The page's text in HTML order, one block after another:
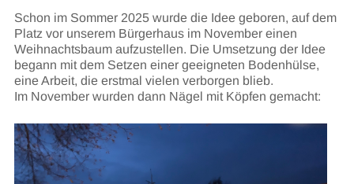
Schon im Sommer 2025 wurde die Idee geboren, auf dem
Platz vor unserem Bürgerhaus im November einen
Weihnachtsbaum aufzustellen. Die Umsetzung der Idee
begann mit dem Setzen einer geeigneten Bodenhülse,
eine Arbeit, die erstmal vielen verborgen blieb.
Im November wurden dann Nägel mit Köpfen gemacht: